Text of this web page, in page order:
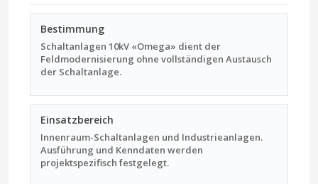
Bestimmung
Schaltanlagen 10kV «Omega» dient der
Feldmodernisierung ohne vollständigen Austausch
der Schaltanlage.
Einsatzbereich
Innenraum-Schaltanlagen und Industrieanlagen.
Ausführung und Kenndaten werden
projektspezifisch festgelegt.